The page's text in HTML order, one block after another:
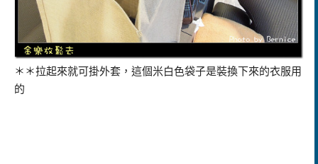
＊＊拉起來就可掛外套，這個米白色袋子是裝換下來的衣服用
的